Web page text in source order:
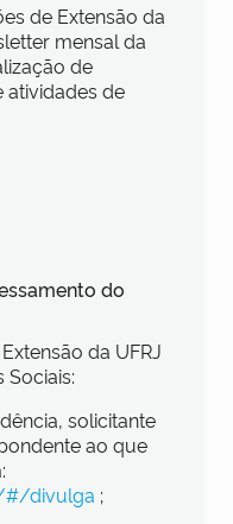
de Extensão da
mensal da
de
atividades de
do
da UFRJ
Sociais:
solicitante
ao que
#/divulga ;